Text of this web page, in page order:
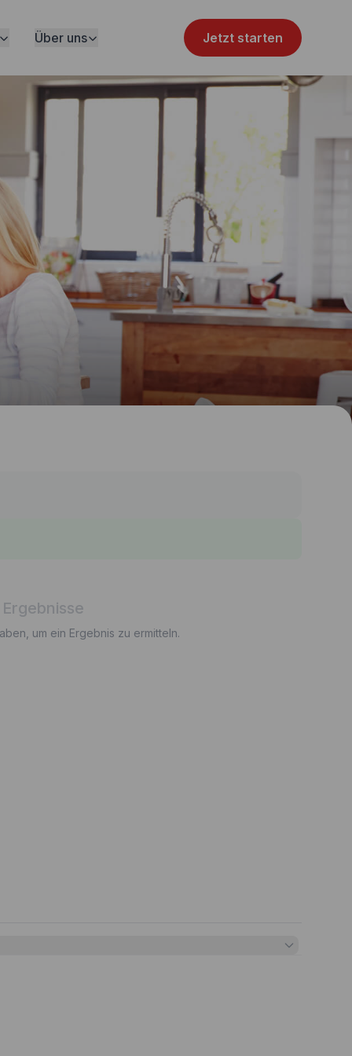
Über uns Jetzt starten
um ein Ergebnis zu ermitteln.